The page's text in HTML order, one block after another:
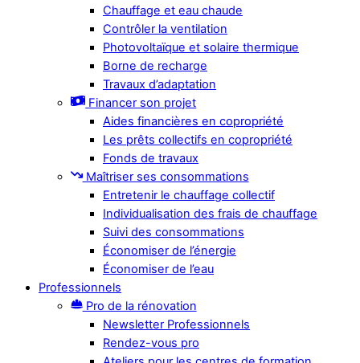
Chauffage et eau chaude
Contrôler la ventilation
Photovoltaïque et solaire thermique
Borne de recharge
Travaux d’adaptation
Financer son projet
Aides financières en copropriété
Les prêts collectifs en copropriété
Fonds de travaux
Maîtriser ses consommations
Entretenir le chauffage collectif
Individualisation des frais de chauffage
Suivi des consommations
Économiser de l’énergie
Économiser de l’eau
Professionnels
Pro de la rénovation
Newsletter Professionnels
Rendez-vous pro